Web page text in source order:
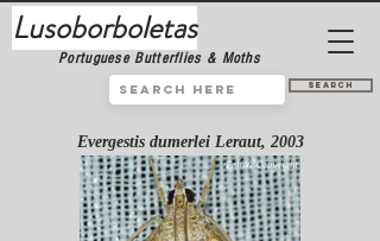
Lusoborboletas
Portuguese Butterflies & Moths
Search
Evergestis dumerlei Leraut, 2003